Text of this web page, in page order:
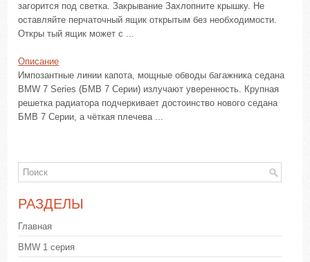
загорится под светка. Закрывание Захлопните крышку. Не
оставляйте перчаточный ящик открытым без необходимости.
Откры тый ящик может с ...
Описание
Импозантные линии капота, мощные обводы багажника седана
BMW 7 Series (БМВ 7 Серии) излучают уверенность. Крупная
решетка радиатора подчеркивает достоинство нового седана
БМВ 7 Серии, а чёткая плечева ...
РАЗДЕЛЫ
Главная
BMW 1 серия